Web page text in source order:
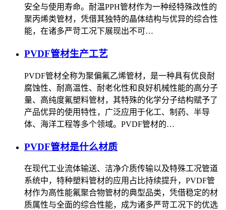
安全与使用寿命。耐温PPH管材作为一种经特殊改性的
聚丙烯类管材，凭借其独特的晶体结构与优异的综合性
能，在诸多严苛工况下展现出不可…
PVDF管材生产工艺
PVDF管材全称为聚偏氟乙烯管材，是一种具有优良耐
腐蚀性、耐高温性、耐老化性和良好机械性能的高分子
量、高纯度氟塑料管材，其特殊的化学分子结构赋予了
产品优异的使用特性，广泛应用于化工、制药、半导
体、海洋工程等多个领域。PVDF管材的…
PVDF管材是什么材质
在现代工业流体输送、洁净介质传输以及特殊工况管道
系统中，特种塑料管材的应用占比持续提升，PVDF管
材作为高性能氟聚合物管材的典型品类，凭借稳定的材
质属性与全面的综合性能，成为诸多严苛工况下的优选